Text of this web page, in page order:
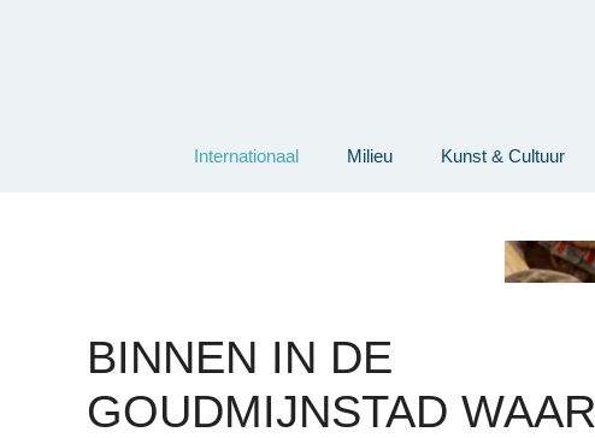
Internationaal Milieu Kunst & Cultuur
BINNEN IN DE
GOUDMIJNSTAD WAAR